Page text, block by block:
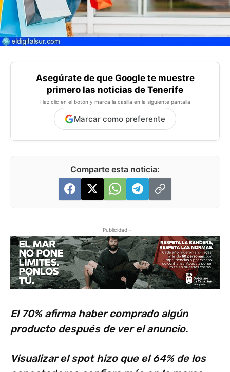
Asegúrate de que Google te muestre
primero las noticias de Tenerife
Haz clic en el botón y marca la casilla en la siguiente pantalla
Marcar como preferente
Comparte esta noticia:
- Publicidad -
El 70% afirma haber comprado algún
producto después de ver el anuncio.
Visualizar el spot hizo que el 64% de los